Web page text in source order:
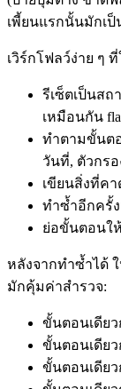
เพี้ยนแรกนั้นมักเป็
เวิร์กโฟลว์ง่าย ๆ
รีเซ็ตเป็นส
เหมือนกัน
ทำตามขั้นต
วันที่, ตัวกรอ
เขียนสิ่งที่ค
ทำซ้ำอีกครั้
ย่อขั้นตอนใ
หลังจากทำซ้ำได้
มักคุ้มค่าสำรวจ:
ขั้นตอนเดีย
ขั้นตอนเดียว
ขั้นตอนเดีย